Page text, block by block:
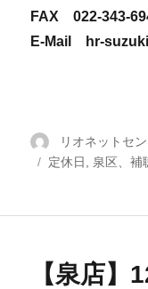
FAX 022-343-
E-Mail hr-
投
稿
リオネットセ
タ
定休日 泉区、補
【泉店】